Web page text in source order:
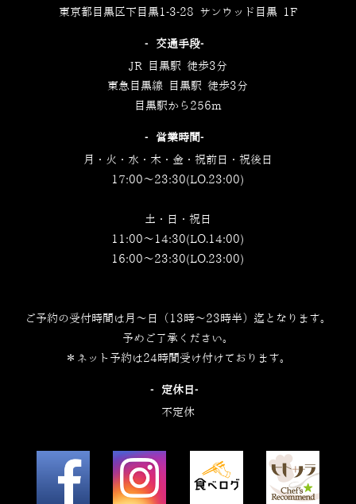
東京都目黒区下目黒1-3-28 サンウッド目黒 1F
‐交通手段‐
JR 目黒駅 徒歩3分
東急目黒線 目黒駅 徒歩3分
目黒駅から256m
‐営業時間‐
月・火・水・木・金・祝前日・祝後日
17:00～23:30(LO.23:00)
土・日・祝日
11:00～14:30(LO.14:00)
16:00～23:30(LO.23:00)
ご予約の受付時間は月～日（13時～23時半）迄となります。
予めご了承ください。
＊ネット予約は24時間受け付けております。
‐定休日‐
不定休